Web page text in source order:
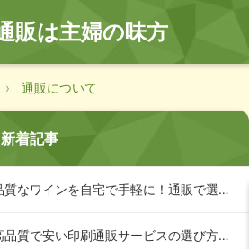
販は主婦の味方
通販について
新着記事
高品質なワインを自宅で手軽に！通販で選ぶ最適な購入ガイド
「高品質で安い印刷通販サービスの選び方とおすすめランキング」